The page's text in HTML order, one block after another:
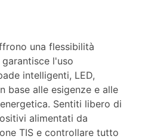
una flessibilità
l'uso
intelligenti, LED,
base alle esigenze e alle
Sentiti libero di
alimentati da
TIS e controllare tutto